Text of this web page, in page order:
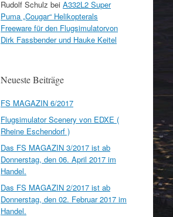
Rudolf Schulz bei A332L2 Super
Puma „Cougar“ Helikopterals
Freeware für den Flugsimulatorvon
Dirk Fassbender und Hauke Keitel
Neueste Beiträge
FS MAGAZIN 6/2017
Flugsimulator Scenery von EDXE (
Rheine Eschendorf )
Das FS MAGAZIN 3/2017 ist ab
Donnerstag, den 06. April 2017 im
Handel.
Das FS MAGAZIN 2/2017 ist ab
Donnerstag, den 02. Februar 2017 im
Handel.